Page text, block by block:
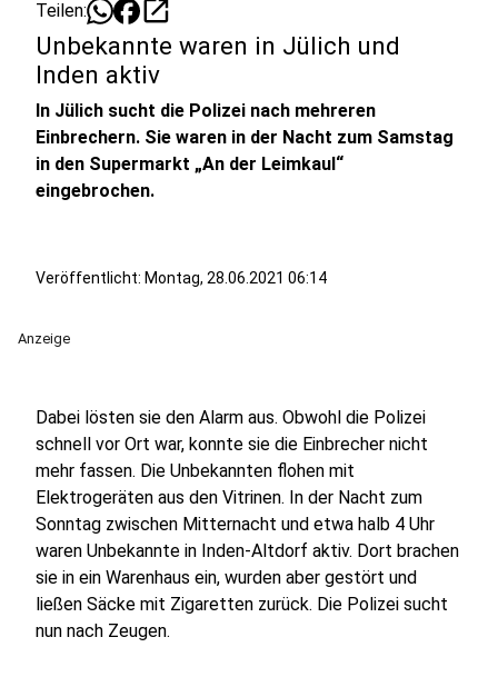
Teilen: open_in_new
Unbekannte waren in Jülich und
Inden aktiv
In Jülich sucht die Polizei nach mehreren
Einbrechern. Sie waren in der Nacht zum Samstag
in den Supermarkt „An der Leimkaul“
eingebrochen.
Veröffentlicht: Montag, 28.06.2021 06:14
Anzeige
Dabei lösten sie den Alarm aus. Obwohl die Polizei
schnell vor Ort war, konnte sie die Einbrecher nicht
mehr fassen. Die Unbekannten flohen mit
Elektrogeräten aus den Vitrinen. In der Nacht zum
Sonntag zwischen Mitternacht und etwa halb 4 Uhr
waren Unbekannte in Inden-Altdorf aktiv. Dort brachen
sie in ein Warenhaus ein, wurden aber gestört und
ließen Säcke mit Zigaretten zurück. Die Polizei sucht
nun nach Zeugen.